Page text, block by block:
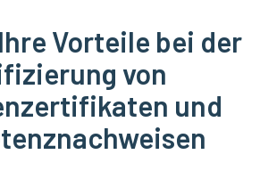
Vorteile bei der
von
und